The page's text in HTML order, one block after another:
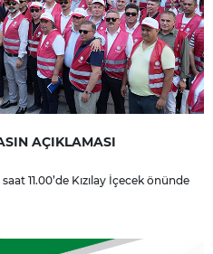
AÇIKLAMASI
11.00’de Kızılay İçecek önünde